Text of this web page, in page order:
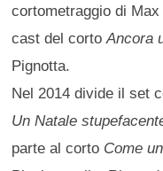
cortometraggio di
cast del cortoAncora
Pignotta.
Nel 2014 divide il set
Un Natale
parte al corto Come